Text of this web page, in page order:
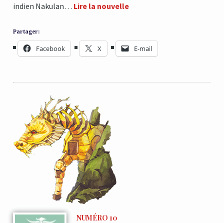
indien Nakulan… Lire la nouvelle
Partager:
Facebook X E-mail
NUMÉRO 10